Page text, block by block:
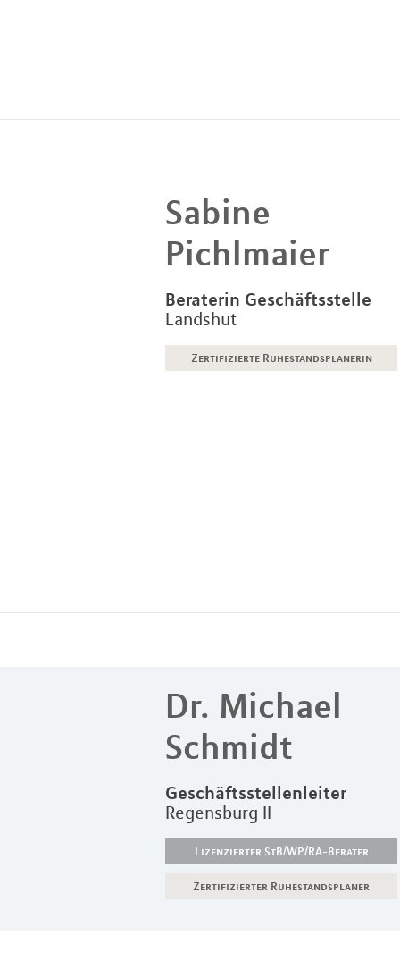
Sabine
Pichlmaier
Beraterin Geschäftsstelle
Landshut
Zertifizierte Ruhestandsplanerin
Dr. Michael
Schmidt
Geschäftsstellenleiter
Regensburg II
Lizenzierter StB/WP/RA-Berater
Zertifizierter Ruhestandsplaner